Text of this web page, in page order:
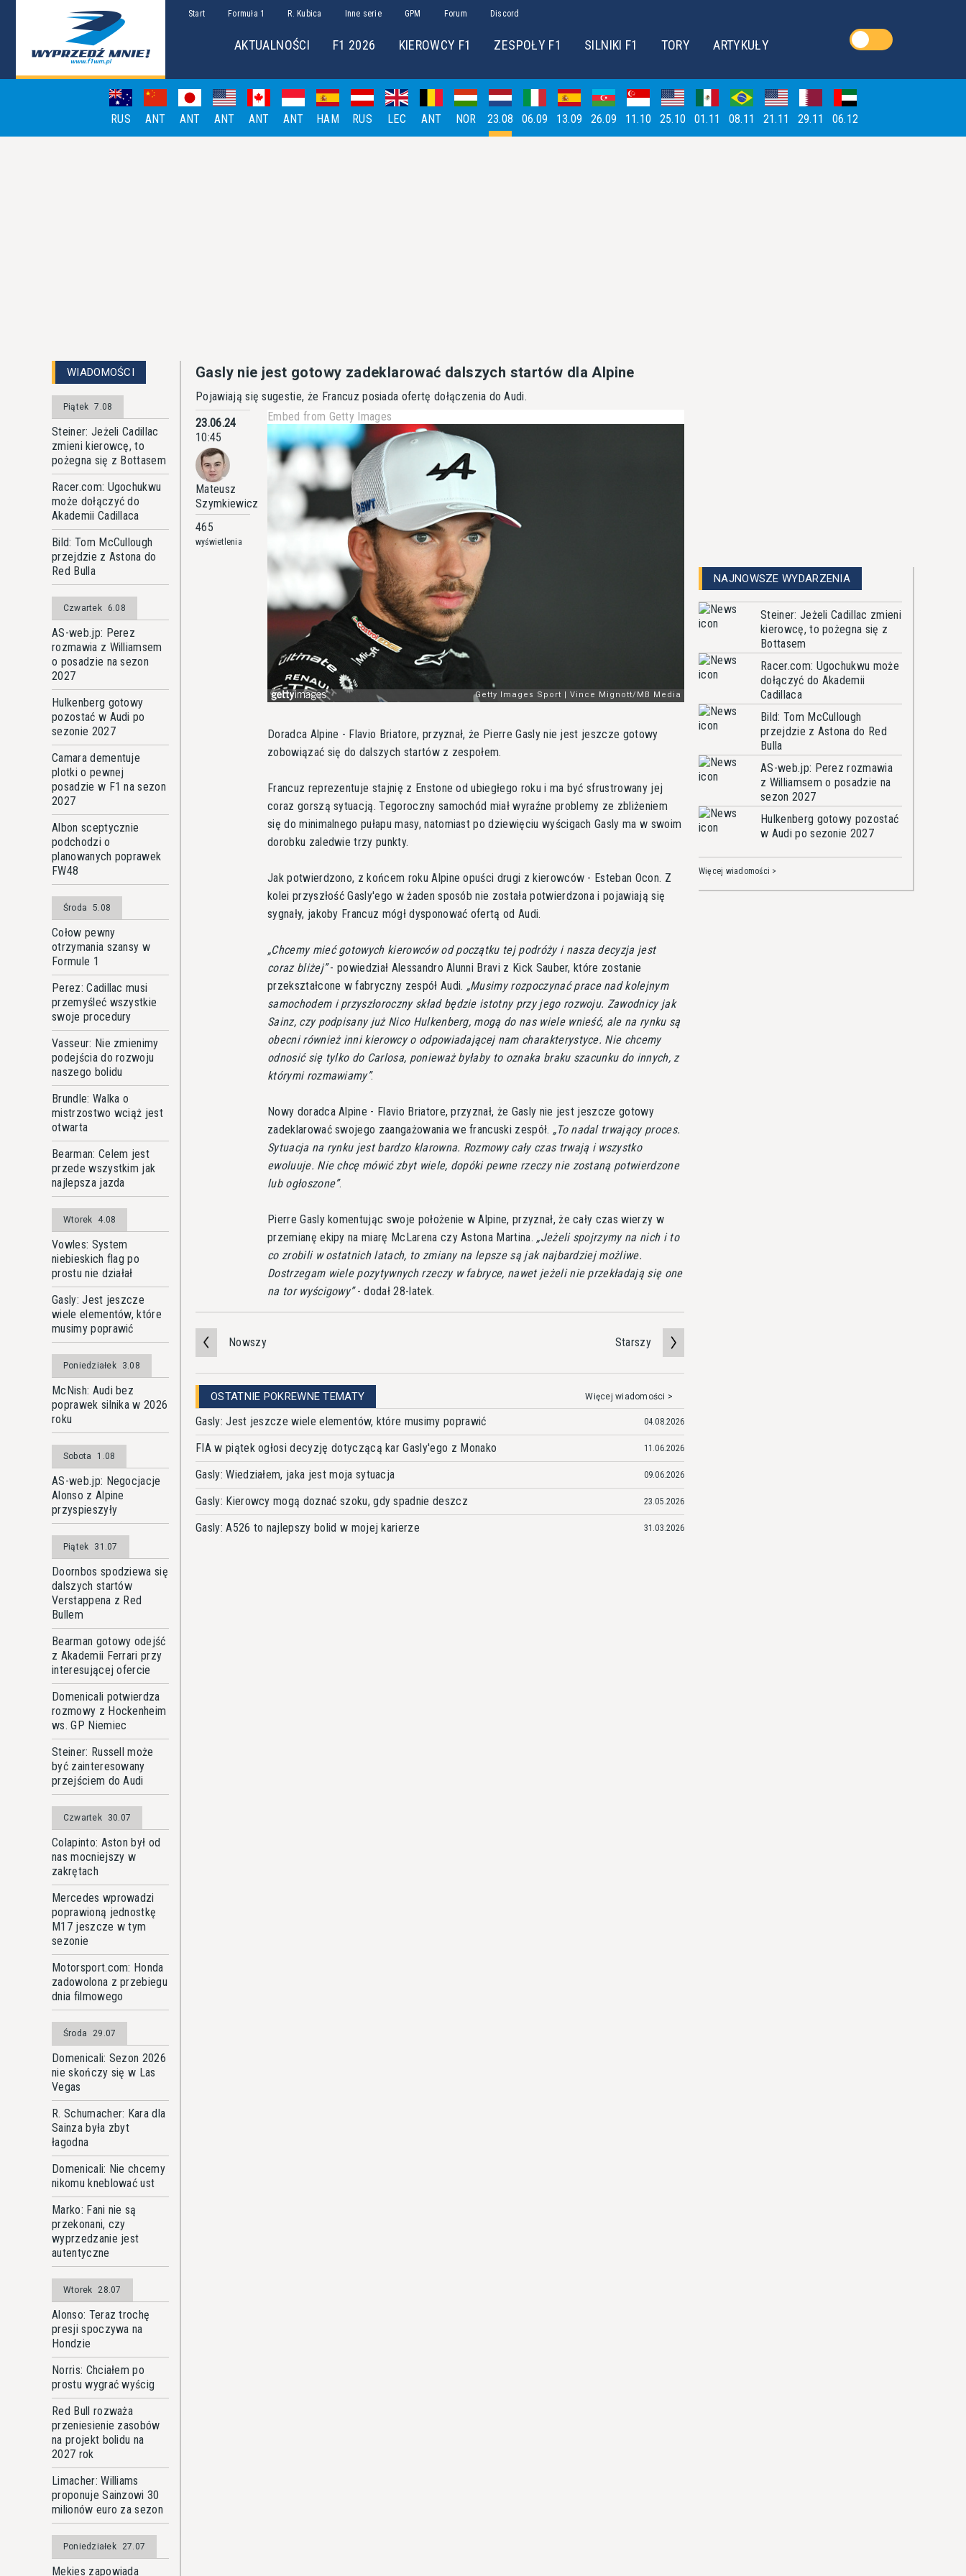
Start Formuła 1 R. Kubica Inne serie GPM Forum Discord
AKTUALNOŚCI F1 2026 KIEROWCY F1 ZESPOŁY F1 SILNIKI F1 TORY ARTYKUŁY
RUS ANT ANT ANT ANT ANT HAM RUS LEC ANT NOR 23.08 06.09 13.09 26.09 11.10 25.10 01.11 08.11 21.11 29.11 06.12
WIADOMOŚCI
Piątek 7.08
Steiner: Jeżeli Cadillac
zmieni kierowcę, to
pożegna się z Bottasem
Racer.com: Ugochukwu
może dołączyć do
Akademii Cadillaca
Bild: Tom McCullough
przejdzie z Astona do
Red Bulla
Czwartek 6.08
AS-web.jp: Perez
rozmawia z Williamsem
o posadzie na sezon
2027
Hulkenberg gotowy
pozostać w Audi po
sezonie 2027
Camara dementuje
plotki o pewnej
posadzie w F1 na sezon
2027
Albon sceptycznie
podchodzi o
planowanych poprawek
FW48
Środa 5.08
Cołow pewny
otrzymania szansy w
Formule 1
Perez: Cadillac musi
przemyśleć wszystkie
swoje procedury
Vasseur: Nie zmienimy
podejścia do rozwoju
naszego bolidu
Brundle: Walka o
mistrzostwo wciąż jest
otwarta
Bearman: Celem jest
przede wszystkim jak
najlepsza jazda
Wtorek 4.08
Vowles: System
niebieskich flag po
prostu nie działał
Gasly: Jest jeszcze
wiele elementów, które
musimy poprawić
Poniedziałek 3.08
McNish: Audi bez
poprawek silnika w 2026
roku
Sobota 1.08
AS-web.jp: Negocjacje
Alonso z Alpine
przyspieszyły
Piątek 31.07
Doornbos spodziewa się
dalszych startów
Verstappena z Red
Bullem
Bearman gotowy odejść
z Akademii Ferrari przy
interesującej ofercie
Domenicali potwierdza
rozmowy z Hockenheim
ws. GP Niemiec
Steiner: Russell może
być zainteresowany
przejściem do Audi
Czwartek 30.07
Colapinto: Aston był od
nas mocniejszy w
zakrętach
Mercedes wprowadzi
poprawioną jednostkę
M17 jeszcze w tym
sezonie
Motorsport.com: Honda
zadowolona z przebiegu
dnia filmowego
Środa 29.07
Domenicali: Sezon 2026
nie skończy się w Las
Vegas
R. Schumacher: Kara dla
Sainza była zbyt
łagodna
Domenicali: Nie chcemy
nikomu kneblować ust
Marko: Fani nie są
przekonani, czy
wyprzedzanie jest
autentyczne
Wtorek 28.07
Alonso: Teraz trochę
presji spoczywa na
Hondzie
Norris: Chciałem po
prostu wygrać wyścig
Red Bull rozważa
przeniesienie zasobów
na projekt bolidu na
2027 rok
Limacher: Williams
proponuje Sainzowi 30
milionów euro za sezon
Poniedziałek 27.07
Mekies zapowiada
Gasly nie jest gotowy zadeklarować dalszych startów dla Alpine
Pojawiają się sugestie, że Francuz posiada ofertę dołączenia do Audi.
23.06.24
10:45
Mateusz
Szymkiewicz
465
wyświetlenia
Embed from Getty Images
Doradca Alpine - Flavio Briatore, przyznał, że Pierre Gasly nie jest jeszcze gotowy
zobowiązać się do dalszych startów z zespołem.
Francuz reprezentuje stajnię z Enstone od ubiegłego roku i ma być sfrustrowany jej
coraz gorszą sytuacją. Tegoroczny samochód miał wyraźne problemy ze zbliżeniem
się do minimalnego pułapu masy, natomiast po dziewięciu wyścigach Gasly ma w swoim
dorobku zaledwie trzy punkty.
Jak potwierdzono, z końcem roku Alpine opuści drugi z kierowców - Esteban Ocon. Z
kolei przyszłość Gasly'ego w żaden sposób nie została potwierdzona i pojawiają się
sygnały, jakoby Francuz mógł dysponować ofertą od Audi.
Chcemy mieć gotowych kierowców od początku tej podróży i nasza decyzja jest
coraz bliżej - powiedział Alessandro Alunni Bravi z Kick Sauber, które zostanie
przekształcone w fabryczny zespół Audi.
Musimy rozpoczynać prace nad kolejnym
samochodem i przyszłoroczny skład będzie istotny przy jego rozwoju. Zawodnicy jak
Sainz, czy podpisany już Nico Hulkenberg, mogą do nas wiele wnieść, ale na rynku są
obecni również inni kierowcy o odpowiadającej nam charakterystyce. Nie chcemy
odnosić się tylko do Carlosa, ponieważ byłaby to oznaka braku szacunku do innych, z
którymi rozmawiamy .
Nowy doradca Alpine - Flavio Briatore, przyznał, że Gasly nie jest jeszcze gotowy
zadeklarować swojego zaangażowania we francuski zespół.
To nadal trwający proces.
Sytuacja na rynku jest bardzo klarowna. Rozmowy cały czas trwają i wszystko
ewoluuje. Nie chcę mówić zbyt wiele, dopóki pewne rzeczy nie zostaną potwierdzone
lub ogłoszone .
Pierre Gasly komentując swoje położenie w Alpine, przyznał, że cały czas wierzy w
przemianę ekipy na miarę McLarena czy Astona Martina.
Jeżeli spojrzymy na nich i to
co zrobili w ostatnich latach, to zmiany na lepsze są jak najbardziej możliwe.
Dostrzegam wiele pozytywnych rzeczy w fabryce, nawet jeżeli nie przekładają się one
na tor wyścigowy - dodał 28-latek.
Nowszy Starszy
OSTATNIE POKREWNE TEMATY Więcej wiadomości >
Gasly: Jest jeszcze wiele elementów, które musimy poprawić 04.08.2026
FIA w piątek ogłosi decyzję dotyczącą kar Gasly'ego z Monako 11.06.2026
Gasly: Wiedziałem, jaka jest moja sytuacja 09.06.2026
Gasly: Kierowcy mogą doznać szoku, gdy spadnie deszcz 23.05.2026
Gasly: A526 to najlepszy bolid w mojej karierze 31.03.2026
NAJNOWSZE WYDARZENIA
Steiner: Jeżeli Cadillac zmieni
kierowcę, to pożegna się z
Bottasem
Racer.com: Ugochukwu może
dołączyć do Akademii
Cadillaca
Bild: Tom McCullough
przejdzie z Astona do Red
Bulla
AS-web.jp: Perez rozmawia
z Williamsem o posadzie na
sezon 2027
Hulkenberg gotowy pozostać
w Audi po sezonie 2027
Więcej wiadomości >